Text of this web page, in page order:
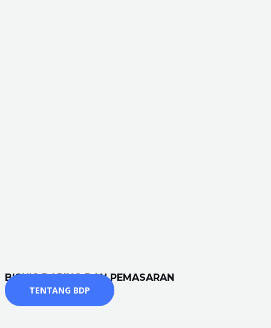
BISNIS DARING DAN PEMASARAN
TENTANG BDP